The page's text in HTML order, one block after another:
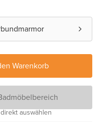
Warenkorb
auswählen